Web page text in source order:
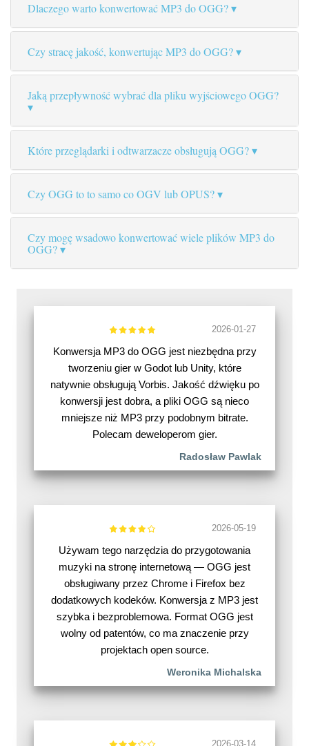
Dlaczego warto konwertować MP3 do OGG?
Czy stracę jakość, konwertując MP3 do OGG?
Jaką przepływność wybrać dla pliku wyjściowego OGG?
Które przeglądarki i odtwarzacze obsługują OGG?
Czy OGG to to samo co OGV lub OPUS?
Czy mogę wsadowo konwertować wiele plików MP3 do
OGG?
2026-01-27
Konwersja MP3 do OGG jest niezbędna przy
tworzeniu gier w Godot lub Unity, które
natywnie obsługują Vorbis. Jakość dźwięku po
konwersji jest dobra, a pliki OGG są nieco
mniejsze niż MP3 przy podobnym bitrate.
Polecam deweloperom gier.
Radosław Pawlak
2026-05-19
Używam tego narzędzia do przygotowania
muzyki na stronę internetową — OGG jest
obsługiwany przez Chrome i Firefox bez
dodatkowych kodeków. Konwersja z MP3 jest
szybka i bezproblemowa. Format OGG jest
wolny od patentów, co ma znaczenie przy
projektach open source.
Weronika Michalska
2026-03-14